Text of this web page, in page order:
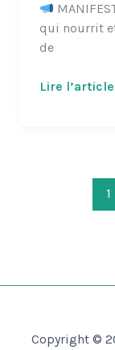
qui nourrit
de
Publication
territoire
Lire
1
Copyright ©